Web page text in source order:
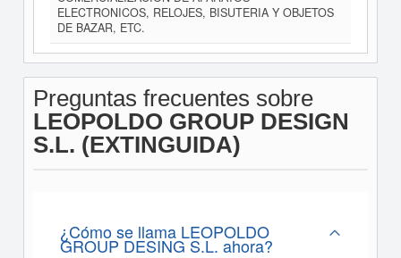
ELECTRONICOS, RELOJES, BISUTERIA Y OBJETOS
DE BAZAR, ETC.
Preguntas frecuentes sobre
LEOPOLDO GROUP DESIGN
S.L. (EXTINGUIDA)
¿Cómo se llama LEOPOLDO
GROUP DESING S.L. ahora?